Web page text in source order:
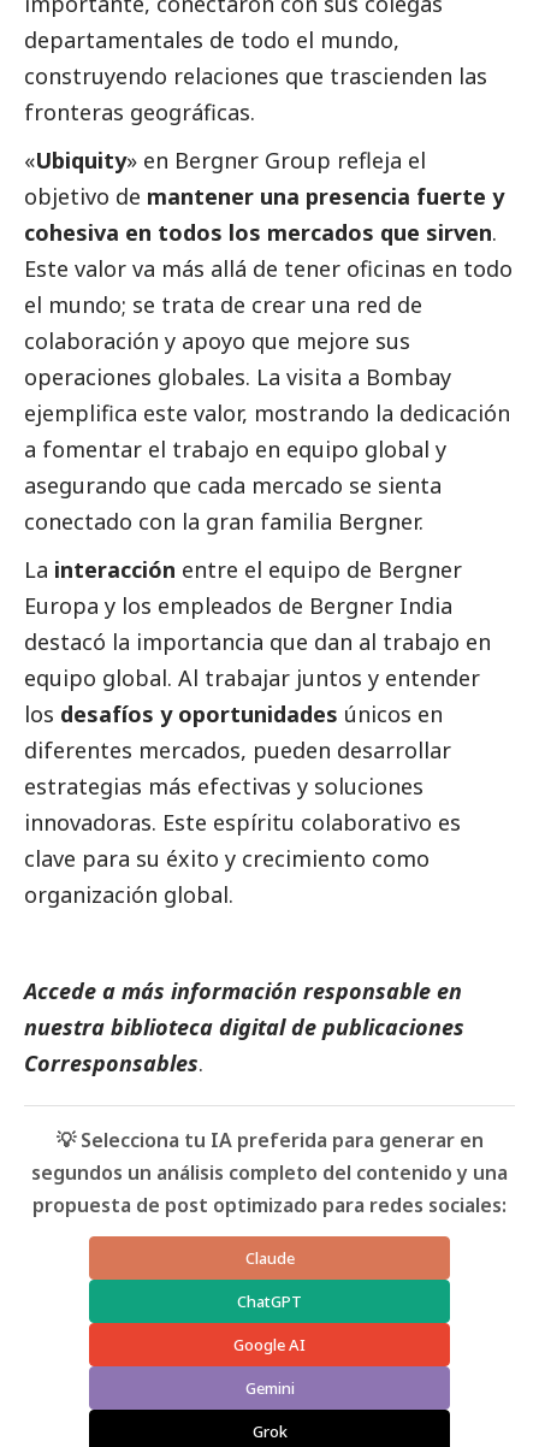
departamentales de todo el mundo,
construyendo relaciones que trascienden las
fronteras geográficas.
«Ubiquity» en Bergner Group refleja el
objetivo de mantener una presencia fuerte y
cohesiva en todos los mercados que sirven.
Este valor va más allá de tener oficinas en todo
el mundo; se trata de crear una red de
colaboración y apoyo que mejore sus
operaciones globales. La visita a Bombay
ejemplifica este valor, mostrando la dedicación
a fomentar el trabajo en equipo global y
asegurando que cada mercado se sienta
conectado con la gran familia Bergner.
La interacción entre el equipo de Bergner
Europa y los empleados de Bergner India
destacó la importancia que dan al trabajo en
equipo global. Al trabajar juntos y entender
los desafíos y oportunidades únicos en
diferentes mercados, pueden desarrollar
estrategias más efectivas y soluciones
innovadoras. Este espíritu colaborativo es
clave para su éxito y crecimiento como
organización global.
Accede a más información responsable en
nuestra biblioteca digital de publicaciones
Corresponsables.
💡 Selecciona tu IA preferida para generar en
segundos un análisis completo del contenido y una
propuesta de post optimizado para redes sociales:
Claude
ChatGPT
Google AI
Gemini
Grok